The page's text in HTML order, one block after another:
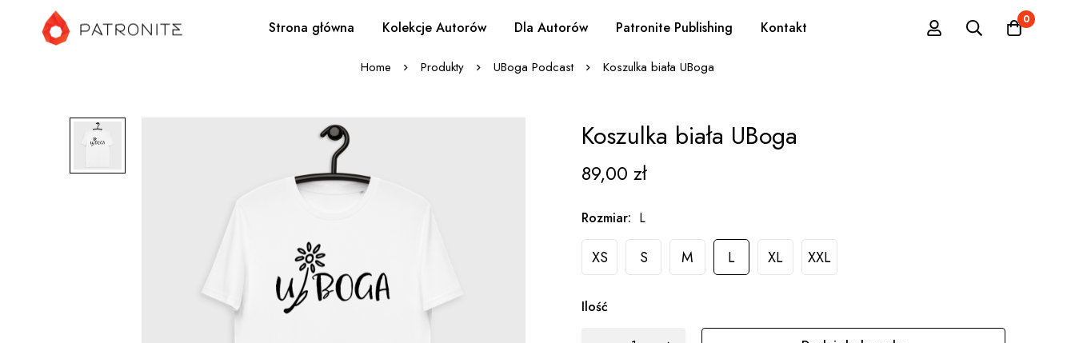
Strona główna Kolekcje Autorów Dla Autorów Patronite Publishing Kontakt 0
Home Produkty UBoga Podcast Koszulka biała UBoga
Koszulka biała UBoga
89,00 zł
Rozmiar: L
XS S M L XL XXL
Ilość